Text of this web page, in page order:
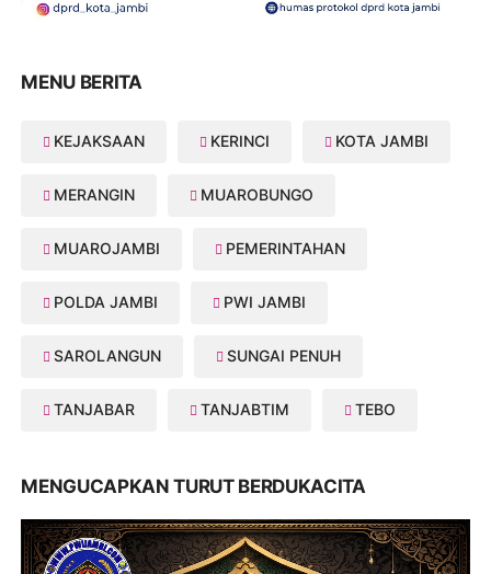
MENU BERITA
KEJAKSAAN KERINCI KOTA JAMBI
MERANGIN MUAROBUNGO
MUAROJAMBI PEMERINTAHAN
POLDA JAMBI PWI JAMBI
SAROLANGUN SUNGAI PENUH
TANJABAR TANJABTIM TEBO
MENGUCAPKAN TURUT BERDUKACITA